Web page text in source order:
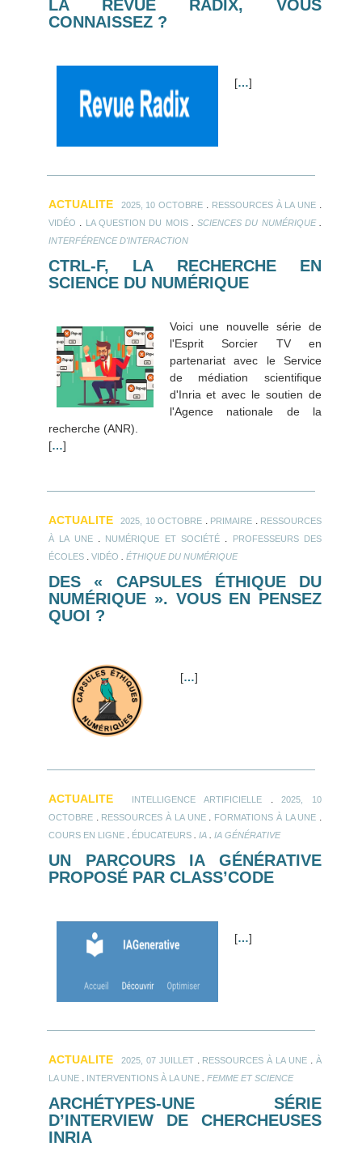
LA REVUE RADIX, VOUS
CONNAISSEZ ?
[…]
ACTUALITE 2025, 10 OCTOBRE RESSOURCES À LA UNE
VIDÉO LA QUESTION DU MOIS.SCIENCES DU NUMÉRIQUE.
INTERFÉRENCE D'INTERACTION
CTRL-F, LA RECHERCHE EN
SCIENCE DU NUMÉRIQUE
Voici une nouvelle série de
l'Esprit Sorcier TV en
partenariat avec le Service
de médiation scientifique
d'Inria et avec le soutien de
l'Agence nationale de la
recherche (ANR).
[…]
ACTUALITE 2025, 10 OCTOBRE PRIMAIRE
RESSOURCES
À LA UNE. NUMÉRIQUE ET SOCIÉTÉ
PROFESSEURS DES
ÉCOLES
VIDÉO ÉTHIQUE DU NUMÉRIQUE
DES « CAPSULES ÉTHIQUE DU
NUMÉRIQUE ». VOUS EN PENSEZ
QUOI ?
[…]
ACTUALITE INTELLIGENCE ARTIFICIELLE .2025, 10
OCTOBRE
RESSOURCES À LA UNE. FORMATIONS À LA UNE
COURS EN LIGNE ÉDUCATEURS IA IA GÉNÉRATIVE
UN PARCOURS IA GÉNÉRATIVE
PROPOSÉ PAR CLASS’CODE
[…]
ACTUALITE 2025, 07 JUILLET. RESSOURCES À LA UNE .À
LA UNE
INTERVENTIONS À LA UNE FEMME ET SCIENCE
ARCHÉTYPES-UNE SÉRIE
D’INTERVIEW DE CHERCHEUSES
INRIA